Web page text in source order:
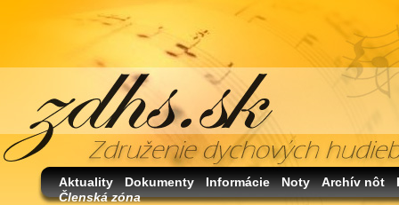
Aktuality Dokumenty Informácie Noty Archív nôt
Členská zóna